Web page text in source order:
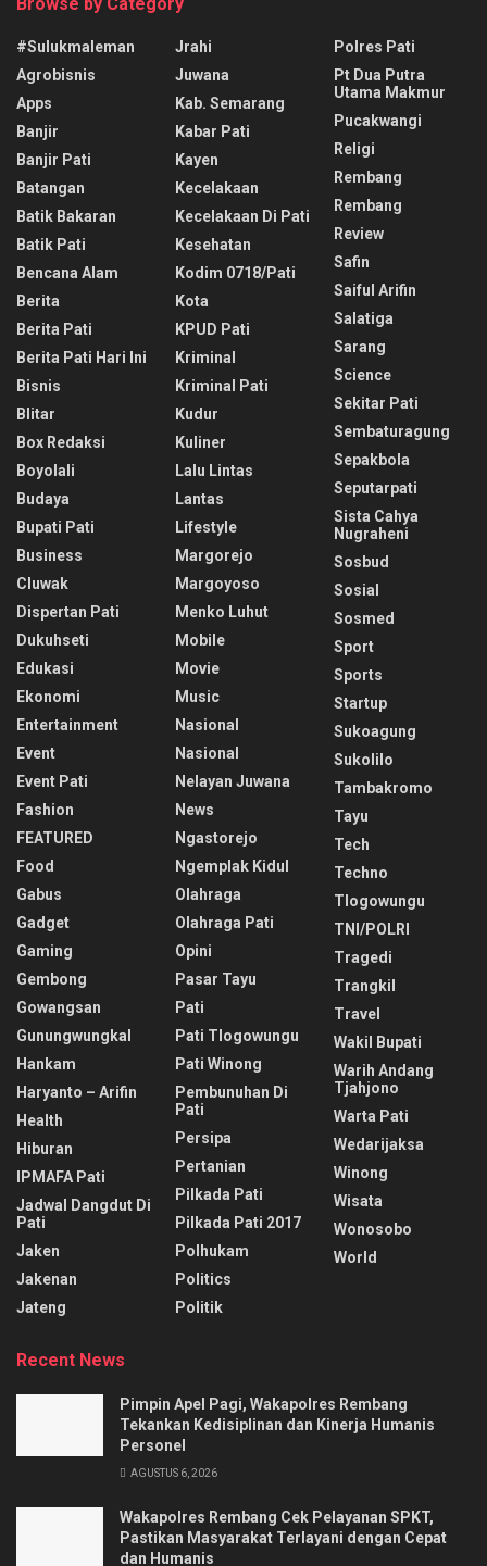
#sulukmaleman
Agrobisnis
Apps
Banjir
Banjir Pati
Batangan
Batik Bakaran
Batik Pati
Bencana Alam
Berita
Berita Pati
Berita Pati Hari Ini
Bisnis
Blitar
Box Redaksi
Boyolali
Budaya
Bupati Pati
Business
Cluwak
Dispertan Pati
Dukuhseti
Edukasi
Ekonomi
Entertainment
Event
Event Pati
Fashion
FEATURED
Food
Gabus
Gadget
Gaming
Gembong
Gowangsan
Gunungwungkal
Hankam
Haryanto – Arifin
Health
Hiburan
IPMAFA Pati
Jadwal Dangdut Di
Pati
Jaken
Jakenan
Jateng
Jrahi
Juwana
Kab. Semarang
Kabar Pati
Kayen
Kecelakaan
Kecelakaan Di Pati
Kesehatan
Kodim 0718/pati
Kota
KPUD Pati
Kriminal
Kriminal Pati
Kudur
Kuliner
Lalu Lintas
Lantas
Lifestyle
Margorejo
Margoyoso
Menko Luhut
Mobile
Movie
Music
Nasional
Nasional
Nelayan Juwana
News
Ngastorejo
Ngemplak Kidul
Olahraga
Olahraga Pati
Opini
Pasar Tayu
Pati
Pati Tlogowungu
Pati Winong
Pembunuhan Di
Pati
Persipa
Pertanian
Pilkada Pati
Pilkada Pati 2017
Polhukam
Politics
Politik
Polres Pati
Pt Dua Putra
Utama Makmur
Pucakwangi
Religi
Rembang
Rembang
Review
Safin
Saiful Arifin
Salatiga
Sarang
Science
Sekitar Pati
Sembaturagung
Sepakbola
Seputarpati
Sista Cahya
Nugraheni
Sosbud
Sosial
Sosmed
Sport
Sports
Startup
Sukoagung
Sukolilo
Tambakromo
Tayu
Tech
Techno
Tlogowungu
TNI/POLRI
Tragedi
Trangkil
Travel
Wakil Bupati
Warih Andang
Tjahjono
Warta Pati
Wedarijaksa
Winong
Wisata
Wonosobo
World
Recent News
Pimpin Apel Pagi, Wakapolres Rembang
Tekankan Kedisiplinan dan Kinerja Humanis
Personel
AGUSTUS 6, 2026
Wakapolres Rembang Cek Pelayanan SPKT,
Pastikan Masyarakat Terlayani dengan Cepat
dan Humanis